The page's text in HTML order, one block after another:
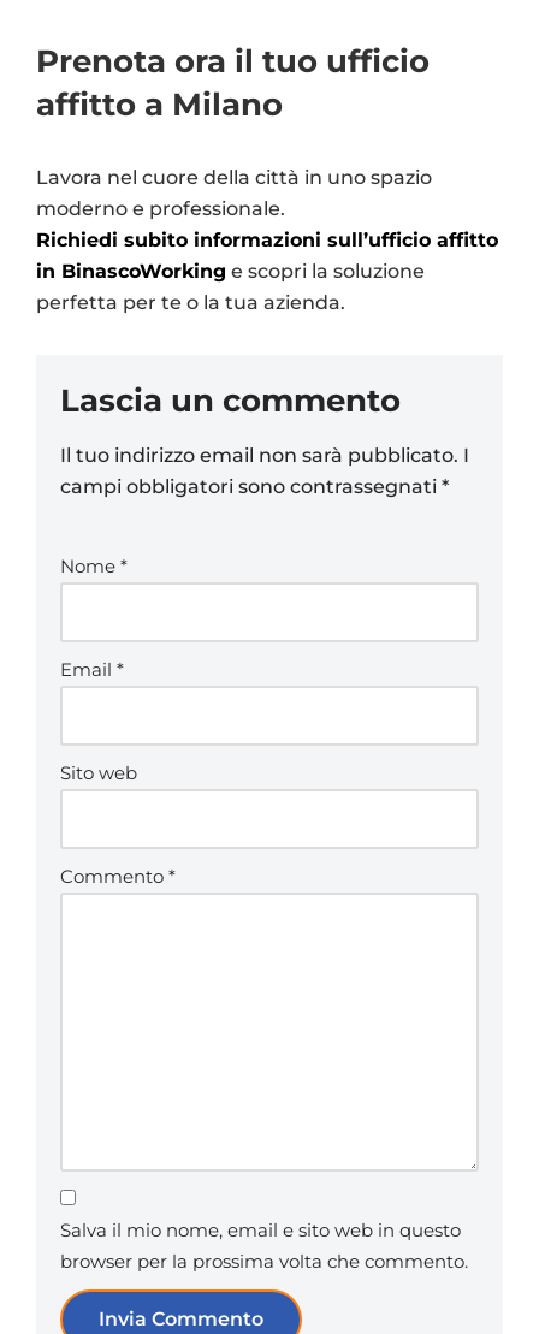
Prenota ora il tuo ufficio
affitto a Milano
Lavora nel cuore della città in uno spazio
moderno e professionale.
Richiedi subito informazioni sull’ufficio affitto
in BinascoWorking e scopri la soluzione
perfetta per te o la tua azienda.
Lascia un commento
Il tuo indirizzo email non sarà pubblicato. I
campi obbligatori sono contrassegnati *
Nome *
Email *
Sito web
Commento *
Salva il mio nome, email e sito web in questo
browser per la prossima volta che commento.